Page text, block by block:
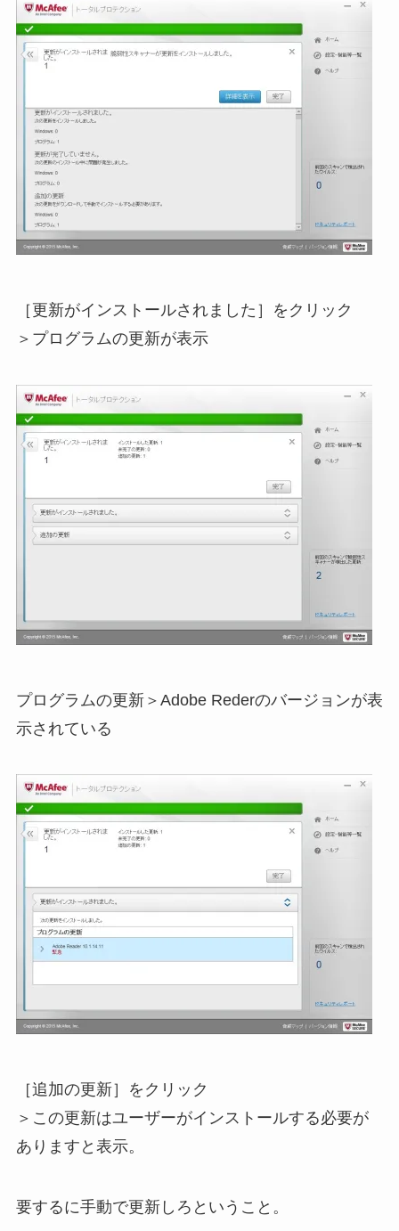
［更新がインストールされました］をクリック
＞プログラムの更新が表示
プログラムの更新＞Adobe Rederのバージョンが表
示されている
［追加の更新］をクリック
＞この更新はユーザーがインストールする必要が
ありますと表示。
要するに手動で更新しろということ。